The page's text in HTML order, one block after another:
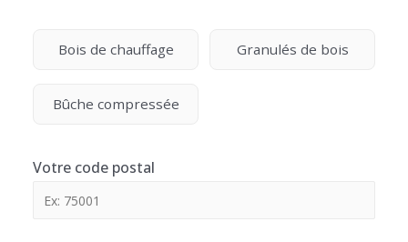
Bois de chauffage Granulés de bois
Bûche compressée
Votre code postal